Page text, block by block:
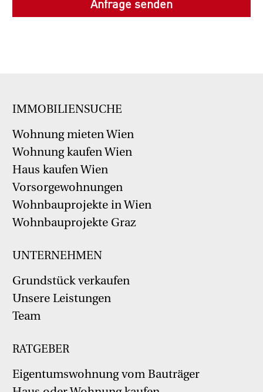
IMMOBILIENSUCHE
Wohnung mieten Wien
Wohnung kaufen Wien
Haus kaufen Wien
Vorsorgewohnungen
Wohnbauprojekte in Wien
Wohnbauprojekte Graz
UNTERNEHMEN
Grundstück verkaufen
Unsere Leistungen
Team
RATGEBER
Eigentumswohnung vom Bauträger